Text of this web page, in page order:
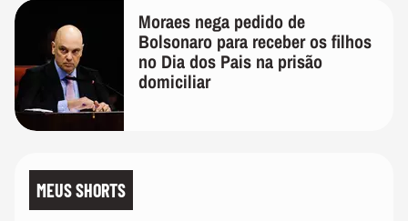
Moraes nega pedido de
Bolsonaro para receber os filhos
no Dia dos Pais na prisão
domiciliar
MEUS SHORTS